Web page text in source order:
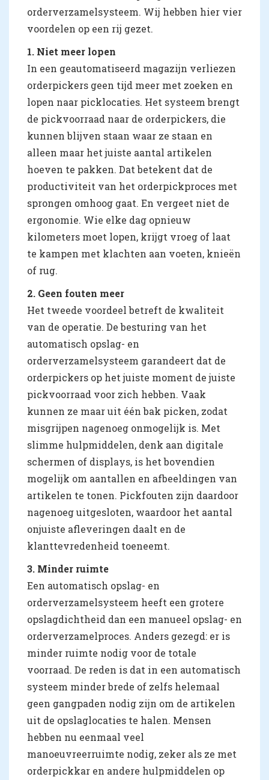
orderverzamelsysteem. Wij hebben hier vier
voordelen op een rij gezet.
1. Niet meer lopen
In een geautomatiseerd magazijn verliezen
orderpickers geen tijd meer met zoeken en
lopen naar picklocaties. Het systeem brengt
de pickvoorraad naar de orderpickers, die
kunnen blijven staan waar ze staan en
alleen maar het juiste aantal artikelen
hoeven te pakken. Dat betekent dat de
productiviteit van het orderpickproces met
sprongen omhoog gaat. En vergeet niet de
ergonomie. Wie elke dag opnieuw
kilometers moet lopen, krijgt vroeg of laat
te kampen met klachten aan voeten, knieën
of rug.
2. Geen fouten meer
Het tweede voordeel betreft de kwaliteit
van de operatie. De besturing van het
automatisch opslag- en
orderverzamelsysteem garandeert dat de
orderpickers op het juiste moment de juiste
pickvoorraad voor zich hebben. Vaak
kunnen ze maar uit één bak picken, zodat
misgrijpen nagenoeg onmogelijk is. Met
slimme hulpmiddelen, denk aan digitale
schermen of displays, is het bovendien
mogelijk om aantallen en afbeeldingen van
artikelen te tonen. Pickfouten zijn daardoor
nagenoeg uitgesloten, waardoor het aantal
onjuiste afleveringen daalt en de
klanttevredenheid toeneemt.
3. Minder ruimte
Een automatisch opslag- en
orderverzamelsysteem heeft een grotere
opslagdichtheid dan een manueel opslag- en
orderverzamelproces. Anders gezegd: er is
minder ruimte nodig voor de totale
voorraad. De reden is dat in een automatisch
systeem minder brede of zelfs helemaal
geen gangpaden nodig zijn om de artikelen
uit de opslaglocaties te halen. Mensen
hebben nu eenmaal veel
manoeuvreerruimte nodig, zeker als ze met
orderpickkar en andere hulpmiddelen op